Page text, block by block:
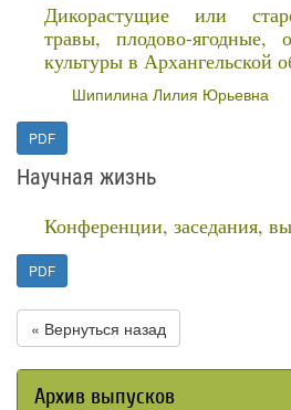
Дикорастущие или
травы, плодово-
культуры в Архангельской
Шипилина Лилия Юрьевна
PDF
Научная жизнь
Конференции, заседания,
PDF
« Вернуться назад
Архив выпусков